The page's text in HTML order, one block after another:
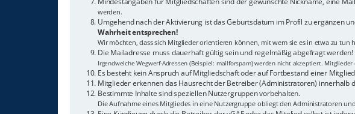
werden.
Umgehend nach der Aktivierung ist das Geburtsdatum im Profil zu ergänzen
Wahrheit entsprechen!
Wir möchten, dass sich Mitglieder orientieren können, mit wem sie es in etwa zu
Die Mailadresse muss dauerhaft gültig sein und regelmäßig abgefragt werden!
Irgendwelche Wegwerf-Adressen (Beispiel: mailforspam) werden nicht akzeptiert.
Es besteht kein Anspruch auf Mitgliedschaft oder auf Fortbestand einer
Mitglieder erkennen das Hausrecht der Betreiber (Administratoren) innerhalb
Bestimmte Inhalte sind speziellen Nutzergruppen vorbehalten.
Die Aufnahme eines Mitgliedes in eine Nutzergruppe obliegt den Administratoren